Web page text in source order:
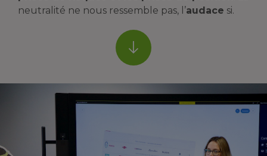
neutralité ne nous ressemble pas, l’audace si.